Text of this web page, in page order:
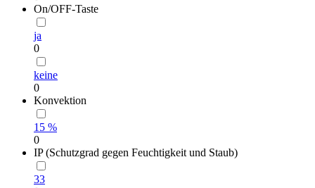
On/OFF-Taste
ja
0
keine
0
Konvektion
15 %
0
IP (Schutzgrad gegen Feuchtigkeit und Staub)
33